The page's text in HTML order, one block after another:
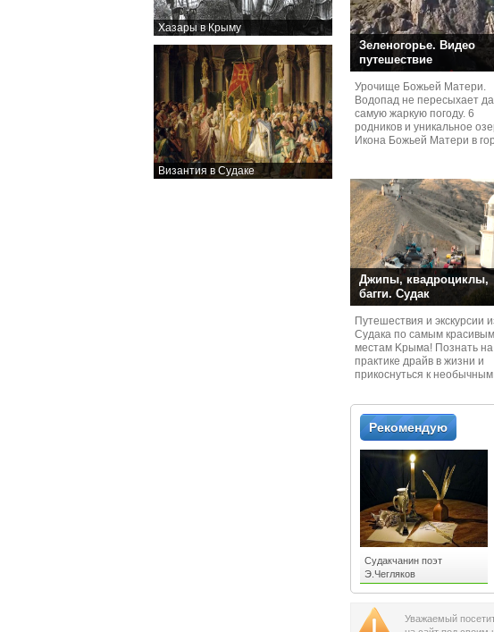
Хазары в Крыму
Византия в Судаке
Зеленогорье. Видео
путешествие
Урочище Божьей Матери.
Водопад не пересыхает
самую жаркую погоду. 6
родников и уникальное
Икона Божьей Матери в
Джипы, квадроциклы,
багги. Судак
Путешествия и экскурcии
Судaка по самым красивым
местам Kрыма! Познать на
практике драйв в жизни и
прикоснуться к необычным
Рекомендую
Судакчанин поэт
Э.Чегляков
"ПАРИКМАХЕРАМ - 2"
Уважаемый